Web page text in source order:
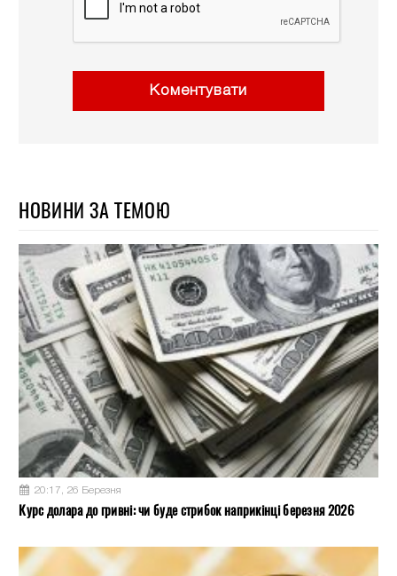
Коментувати
НОВИНИ ЗА ТЕМОЮ
20:17, 26 Березня
Курс долара до гривні: чи буде стрибок наприкінці березня 2026